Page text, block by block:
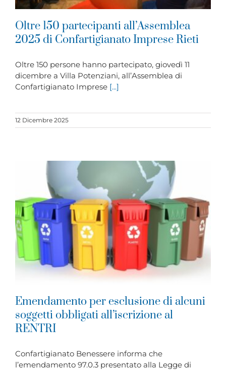
Oltre 150 partecipanti all’Assemblea
2025 di Confartigianato Imprese Rieti
Oltre 150 persone hanno partecipato, giovedì 11
dicembre a Villa Potenziani, all’Assemblea di
Confartigianato Imprese [...]
12 Dicembre 2025
Emendamento per esclusione di alcuni
soggetti obbligati all’iscrizione al
RENTRI
Confartigianato Benessere informa che
l’emendamento 97.0.3 presentato alla Legge di